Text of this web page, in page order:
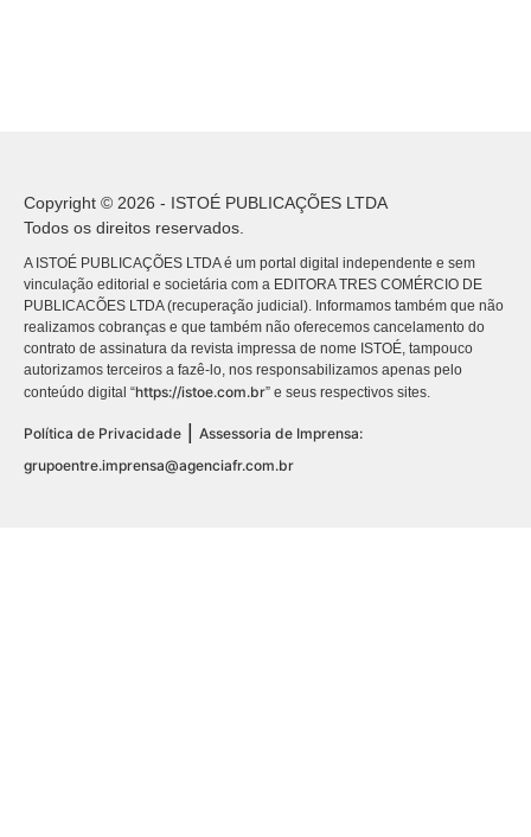
Copyright © 2026 - ISTOÉ PUBLICAÇÕES LTDA
Todos os direitos reservados.
A ISTOÉ PUBLICAÇÕES LTDA é um portal digital independente e sem
vinculação editorial e societária com a EDITORA TRES COMÉRCIO DE
PUBLICACÕES LTDA (recuperação judicial). Informamos também que não
realizamos cobranças e que também não oferecemos cancelamento do
contrato de assinatura da revista impressa de nome ISTOÉ, tampouco
autorizamos terceiros a fazê-lo, nos responsabilizamos apenas pelo
conteúdo digital “https://istoe.com.br” e seus respectivos sites.
Política de Privacidade | Assessoria de Imprensa:
grupoentre.imprensa@agenciafr.com.br